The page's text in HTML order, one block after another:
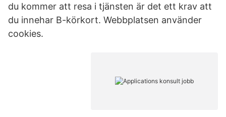
du kommer att resa i tjänsten är det ett krav att
du innehar B-körkort. Webbplatsen använder
cookies.